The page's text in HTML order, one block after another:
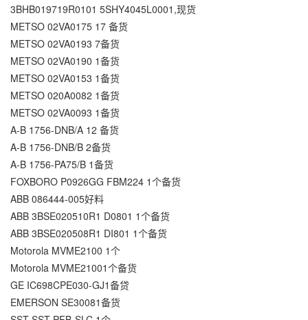
3BHB019719R0101 5SHY4045L0001,现货
METSO 02VA0175 17 备货
METSO 02VA0193 7备货
METSO 02VA0190 1备货
METSO 02VA0153 1备货
METSO 020A0082 1备货
METSO 02VA0093 1备货
A-B 1756-DNB/A 12 备货
A-B 1756-DNB/B 2备货
A-B 1756-PA75/B 1备货
FOXBORO P0926GG FBM224 1个备货
ABB 086444-005好料
ABB 3BSE020510R1 D0801 1个备货
ABB 3BSE020508R1 DI801 1个备货
Motorola MVME2100 1个
Motorola MVME21001个备货
GE IC698CPE030-GJ1备贷
EMERSON SE30081备货